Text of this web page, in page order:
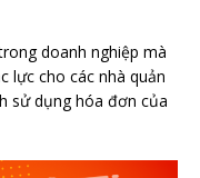
doanh nghiệp mà
lực cho các nhà quản
sử dụng hóa đơn của